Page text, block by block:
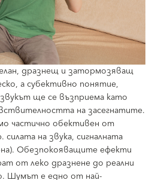
дразнещ и затормозяващ
а субективно понятие,
ще се възприема като
на засегнатите.
частично обективен от
на звука, сигналната
Обезпокояващите ефекти
от леко дразнене до реални
Шумът е едно от най-